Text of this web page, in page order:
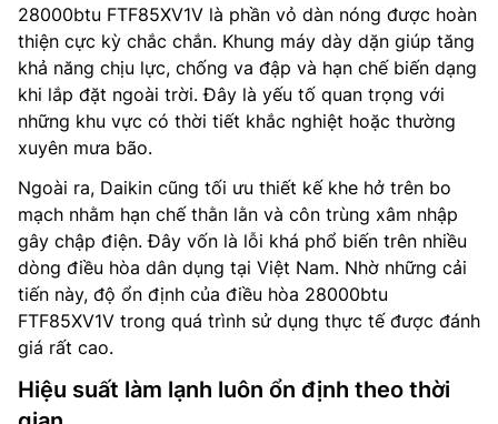
28000btu FTF85XV1V là phần vỏ dàn nóng được hoàn
thiện cực kỳ chắc chắn. Khung máy dày dặn giúp tăng
khả năng chịu lực, chống va đập và hạn chế biến dạng
khi lắp đặt ngoài trời. Đây là yếu tố quan trọng với
những khu vực có thời tiết khắc nghiệt hoặc thường
xuyên mưa bão.
Ngoài ra, Daikin cũng tối ưu thiết kế khe hở trên bo
mạch nhằm hạn chế thằn lằn và côn trùng xâm nhập
gây chập điện. Đây vốn là lỗi khá phổ biến trên nhiều
dòng điều hòa dân dụng tại Việt Nam. Nhờ những cải
tiến này, độ ổn định của điều hòa 28000btu
FTF85XV1V trong quá trình sử dụng thực tế được đánh
giá rất cao.
Hiệu suất làm lạnh luôn ổn định theo thời